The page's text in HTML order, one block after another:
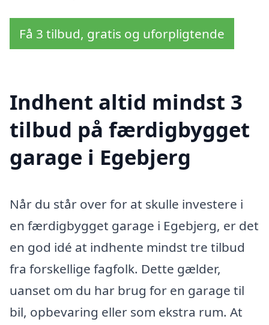
Få 3 tilbud, gratis og uforpligtende
Indhent altid mindst 3
tilbud på færdigbygget
garage i Egebjerg
Når du står over for at skulle investere i
en færdigbygget garage i Egebjerg, er det
en god idé at indhente mindst tre tilbud
fra forskellige fagfolk. Dette gælder,
uanset om du har brug for en garage til
bil, opbevaring eller som ekstra rum. At